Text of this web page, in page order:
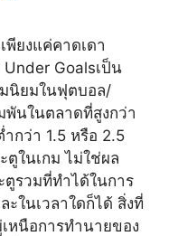
พียงแค่คาดเดา
Goalsเป็น
นิยมในฟุตบอล/
นในตลาดที่สูงกว่า
กว่า 1.5 หรือ 2.5
ในเกม ไม่ใช่ผล
รวมที่ทำได้ในการ
ในเวลาใดก็ได้ สิ่งที่
หนือการทำนายของ